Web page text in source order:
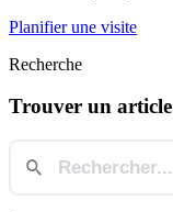
Planifier une visite
Recherche
Trouver un article